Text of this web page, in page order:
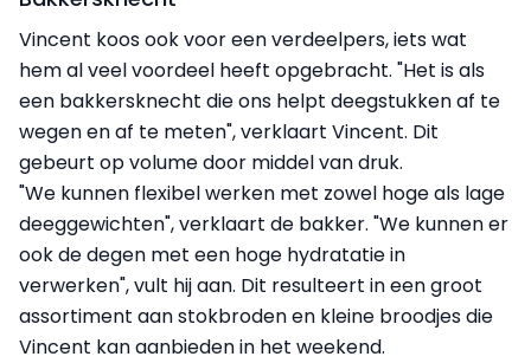
Vincent koos ook voor een verdeelpers, iets wat
hem al veel voordeel heeft opgebracht. "Het is als
een bakkersknecht die ons helpt deegstukken af te
wegen en af te meten", verklaart Vincent. Dit
gebeurt op volume door middel van druk.
"We kunnen flexibel werken met zowel hoge als lage
deeggewichten", verklaart de bakker. "We kunnen er
ook de degen met een hoge hydratatie in
verwerken", vult hij aan. Dit resulteert in een groot
assortiment aan stokbroden en kleine broodjes die
Vincent kan aanbieden in het weekend.